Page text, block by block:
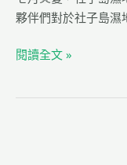
c
e
b
ai
l
e
夥伴們對於社子島濕
棲
維
閱讀全文 »